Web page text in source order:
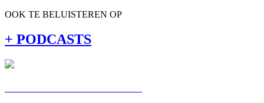
OOK TE BELUISTEREN OP
+ PODCASTS